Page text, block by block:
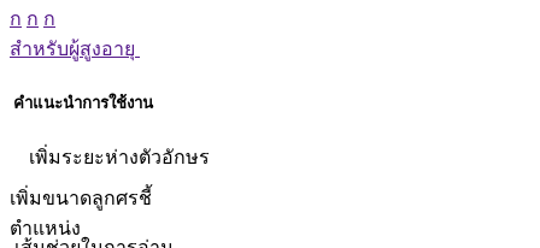
ก ก ก
สำหรับผู้สูงอายุ
คำแนะนำการใช้งาน
เพิ่มระยะห่างตัวอักษร
เพิ่มขนาดลูกศรชี้
ตำแหน่ง